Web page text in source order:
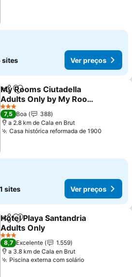
sites Ver preços
PartilharAdicionar aos favoritos
My Rooms Ciutadella
Adults Only by My Rooms
Hotels TI
3 Estrelas
7,5 Boa
388
a 2.8 km de Cala en Brut
Casa histórica reformada de 1900
sites Ver preços
PartilharAdicionar aos favoritos
Hotel Playa Santandria
Adults Only
3 Estrelas
8,7 Excelente
1.559
a 3.8 km de Cala en Brut
Piscina externa com solário